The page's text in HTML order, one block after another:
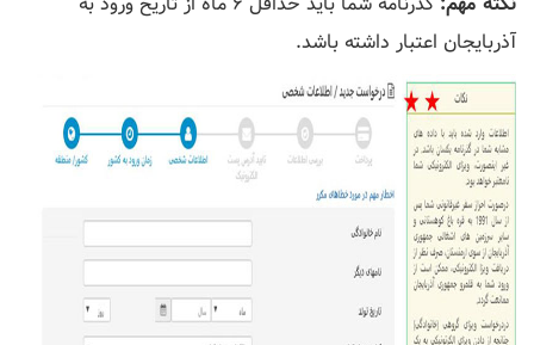
آذربایجان اعتبار داشته باشد.